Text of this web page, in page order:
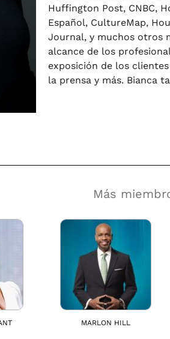
Huffington Post, CNBC,
Español, CultureMap,
Journal, y muchos otros
alcance de los
exposición de los
la prensa y más. Bianca
Más
MARLON HILL